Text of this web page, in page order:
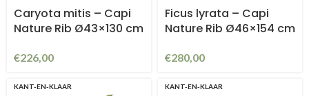
Caryota mitis – Capi
Nature Rib Ø43×130 cm
€226,00
Ficus lyrata – Capi
Nature Rib Ø46×154 cm
€280,00
KANT-EN-KLAAR KANT-EN-KLAAR